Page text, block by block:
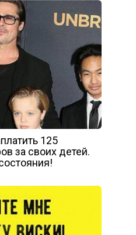
125
за своих детей.